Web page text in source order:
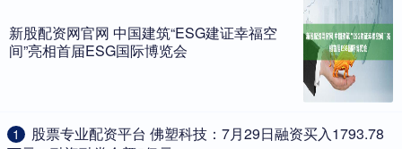
新股配资网官网 中国建筑“ESG建证幸福空
间”亮相首届ESG国际博览会
1
​股票专业配资平台 佛塑科技：7月29日融资买入1793.78